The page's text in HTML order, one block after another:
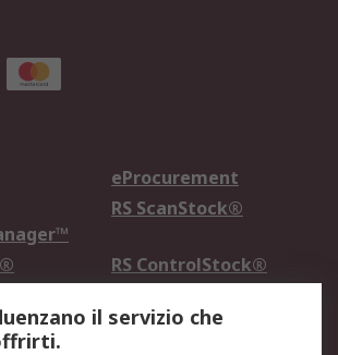
eProcurement
RS ScanStock®
RS ControlStock®
il servizio che